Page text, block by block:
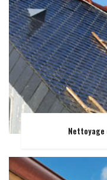
Nettoyage